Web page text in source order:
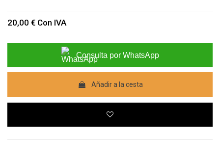
20,00 € Con IVA
Consulta por WhatsApp
Añadir a la cesta